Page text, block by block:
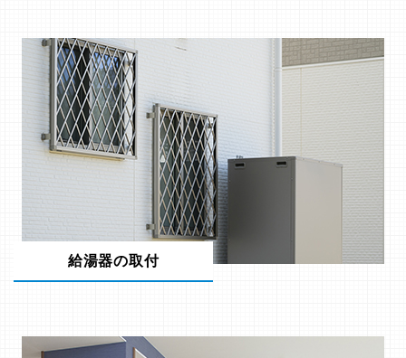
給湯器の取付